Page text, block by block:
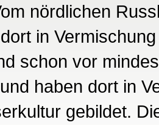
nördlichen
in
schon vor
haben dort in
gebildet.